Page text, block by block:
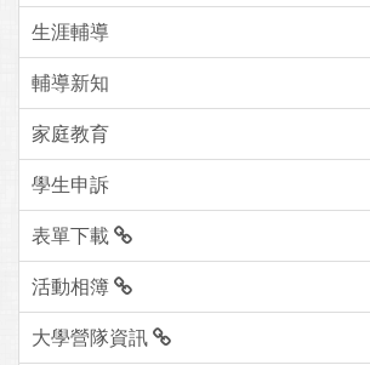
生涯輔導
輔導新知
家庭教育
學生申訴
表單下載
活動相簿
大學營隊資訊